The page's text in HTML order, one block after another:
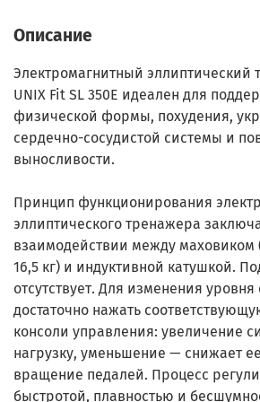
Описание
Электромагнитный эллиптический
UNIX Fit SL 350E идеален для
физической формы, похудения,
сердечно-сосудистой системы и
выносливости.
Принцип функционирования
эллиптического тренажера
взаимодействии между
16,5 кг) и индуктивной катушкой.
отсутствует. Для изменения
достаточно нажать
консоли управления: увеличение
нагрузку, уменьшение — снижает
вращение педалей. Процесс
быстротой, плавностью и